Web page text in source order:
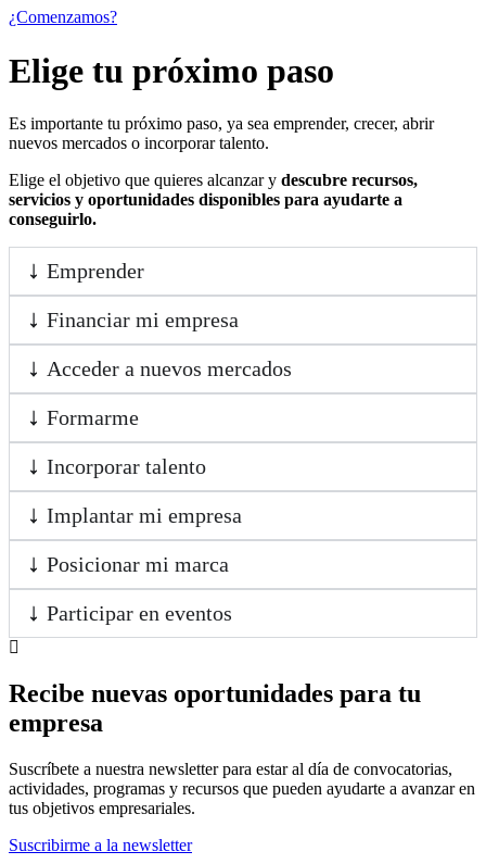
¿Comenzamos?
Elige tu próximo paso
Es importante tu próximo paso, ya sea emprender, crecer, abrir
nuevos mercados o incorporar talento.
Elige el objetivo que quieres alcanzar y descubre recursos,
servicios y oportunidades disponibles para ayudarte a
conseguirlo.
Emprender
Financiar mi empresa
Acceder a nuevos mercados
Formarme
Incorporar talento
Implantar mi empresa
Posicionar mi marca
Participar en eventos
Recibe nuevas oportunidades para tu
empresa
Suscríbete a nuestra newsletter para estar al día de convocatorias,
actividades, programas y recursos que pueden ayudarte a avanzar en
tus objetivos empresariales.
Suscribirme a la newsletter